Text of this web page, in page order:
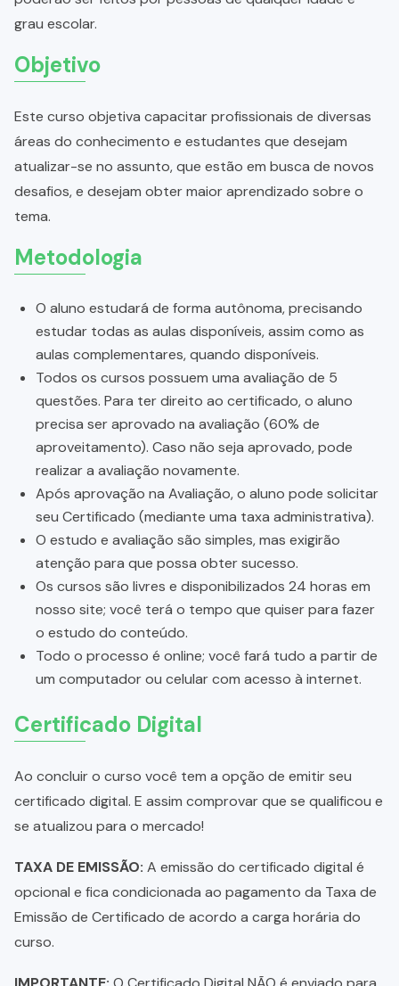
grau escolar.
Objetivo
Este curso objetiva capacitar profissionais de diversas
áreas do conhecimento e estudantes que desejam
atualizar-se no assunto, que estão em busca de novos
desafios, e desejam obter maior aprendizado sobre o
tema.
Metodologia
O aluno estudará de forma autônoma, precisando
estudar todas as aulas disponíveis, assim como as
aulas complementares, quando disponíveis.
Todos os cursos possuem uma avaliação de 5
questões. Para ter direito ao certificado, o aluno
precisa ser aprovado na avaliação (60% de
aproveitamento). Caso não seja aprovado, pode
realizar a avaliação novamente.
Após aprovação na Avaliação, o aluno pode solicitar
seu Certificado (mediante uma taxa administrativa).
O estudo e avaliação são simples, mas exigirão
atenção para que possa obter sucesso.
Os cursos são livres e disponibilizados 24 horas em
nosso site; você terá o tempo que quiser para fazer
o estudo do conteúdo.
Todo o processo é online; você fará tudo a partir de
um computador ou celular com acesso à internet.
Certificado Digital
Ao concluir o curso você tem a opção de emitir seu
certificado digital. E assim comprovar que se qualificou e
se atualizou para o mercado!
TAXA DE EMISSÃO: A emissão do certificado digital é
opcional e fica condicionada ao pagamento da Taxa de
Emissão de Certificado de acordo a carga horária do
curso.